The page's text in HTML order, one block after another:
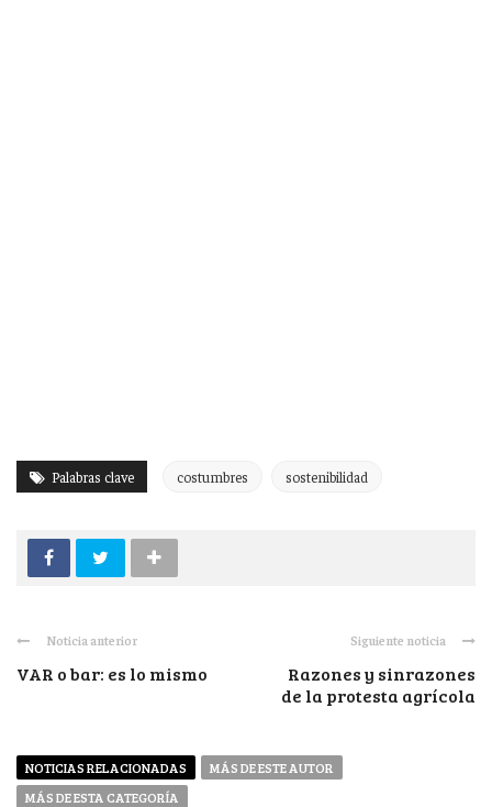
Palabras clave costumbres sostenibilidad
Noticia anterior
VAR o bar: es lo mismo
Siguiente noticia
Razones y sinrazones
de la protesta agrícola
NOTICIAS RELACIONADAS
MÁS DE ESTE AUTOR
MÁS DE ESTA CATEGORÍA